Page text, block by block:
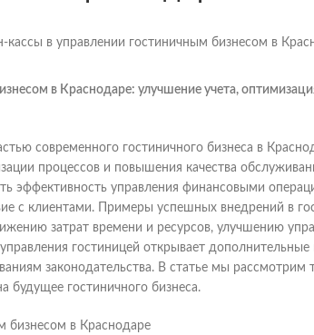
в Краснодаре: улучшение учета,
современного гостиничного бизнеса в
процессов и повышения качества
эффективность управления финансовыми
с клиентами. Примеры успешных внедрений в
затрат времени и ресурсов, улучшению
гостиницей открывает
законодательства. В статье мы
будущее гостиничного бизнеса.